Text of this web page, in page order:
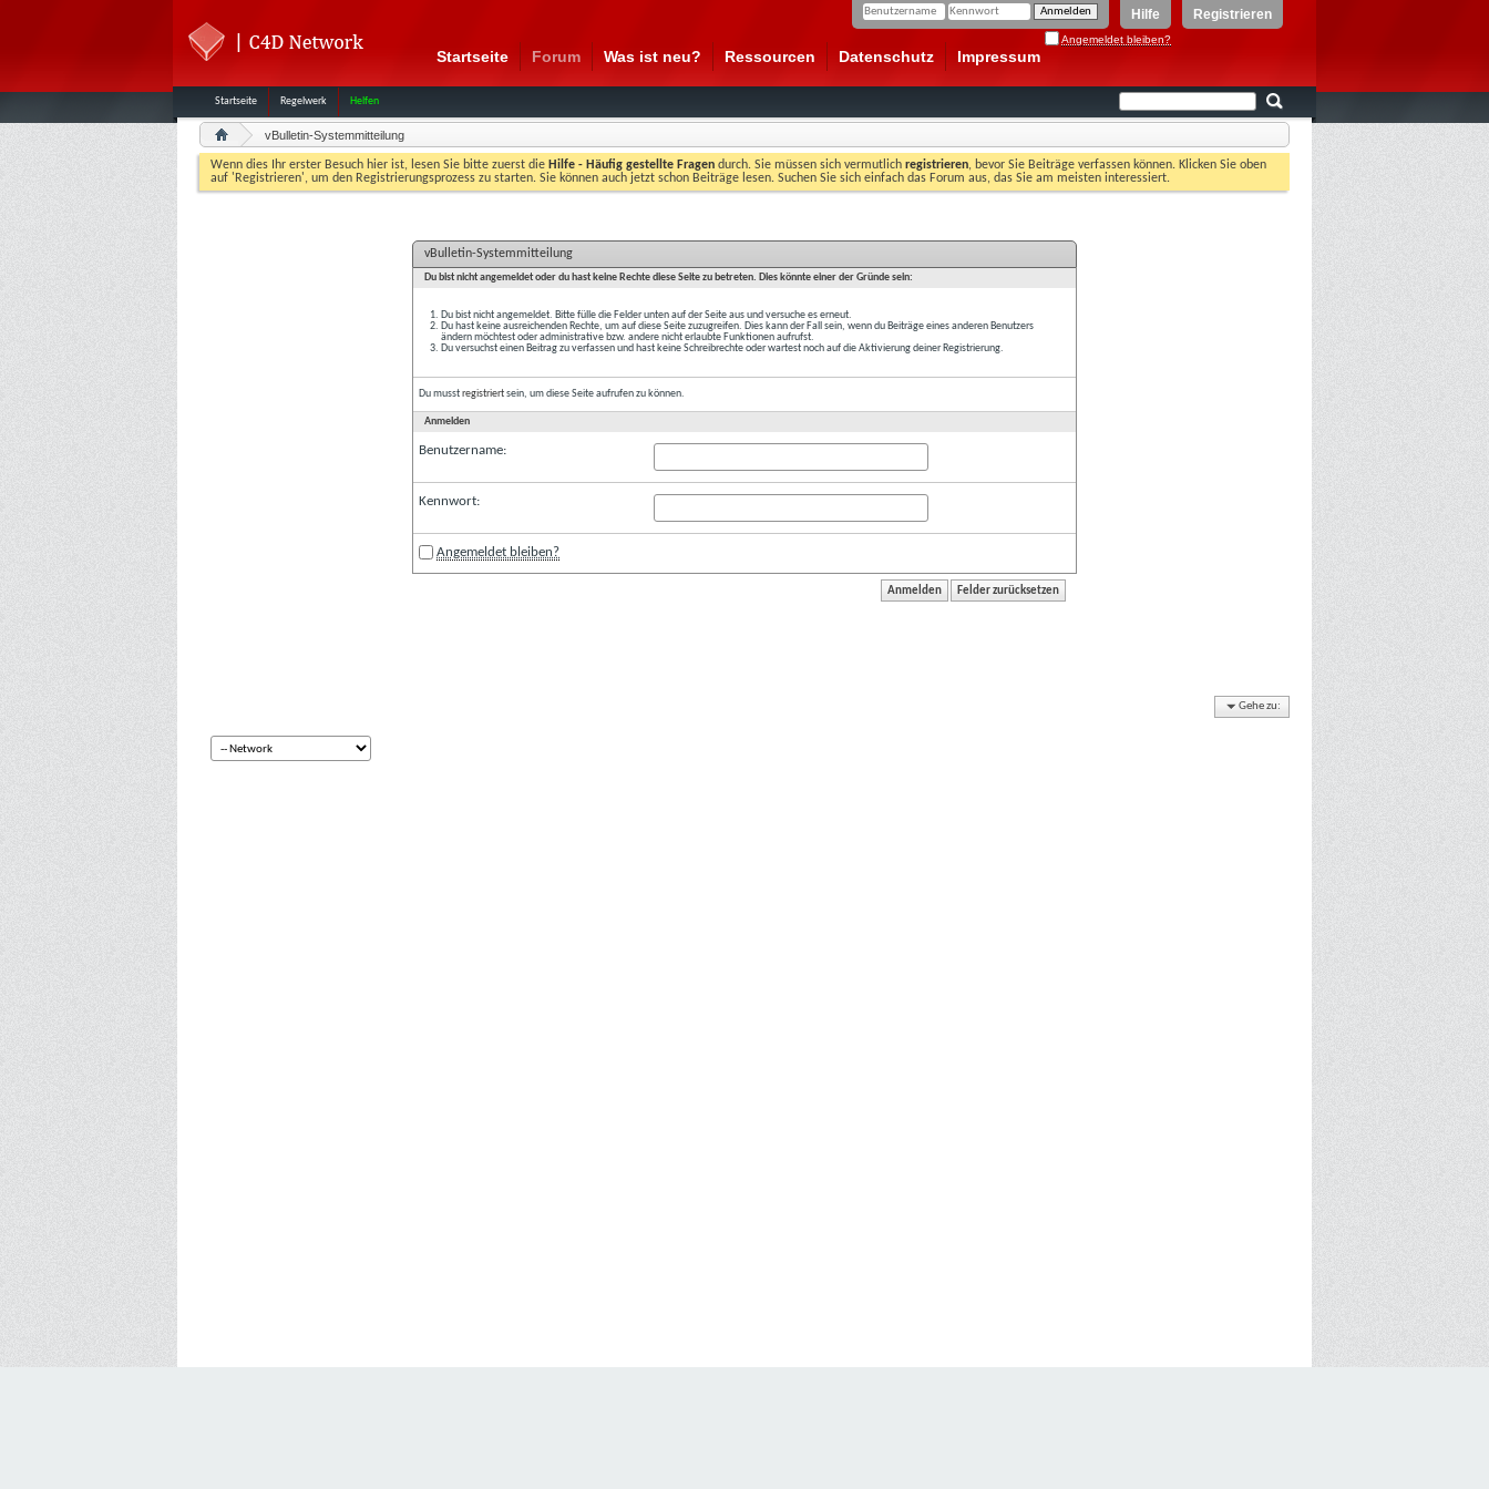
Registrieren
Hilfe
Angemeldet bleiben?
Startseite Forum
Startseite Regelwerk Helfen
Was ist neu? Ressourcen Datenschutz Impressum
vBulletin-Systemmitteilung
Wenn dies Ihr erster Besuch hier ist, lesen Sie bitte zuerst die Hilfe - Häufig gestellte Fragen durch. Sie müssen sich vermutlich registrieren, bevor Sie Beiträge verfassen können. Klicken Sie oben
auf 'Registrieren', um den Registrierungsprozess zu starten. Sie können auch jetzt schon Beiträge lesen. Suchen Sie sich einfach das Forum aus, das Sie am meisten interessiert.
vBulletin-Systemmitteilung
Du bist nicht angemeldet oder du hast keine Rechte diese Seite zu betreten. Dies könnte einer der Gründe sein:
Du bist nicht angemeldet. Bitte fülle die Felder unten auf der Seite aus und versuche es erneut.
Du hast keine ausreichenden Rechte, um auf diese Seite zuzugreifen. Dies kann der Fall sein, wenn du Beiträge eines anderen Benutzers
ändern möchtest oder administrative bzw. andere nicht erlaubte Funktionen aufrufst.
Du versuchst einen Beitrag zu verfassen und hast keine Schreibrechte oder wartest noch auf die Aktivierung deiner Registrierung.
Du musstregistriertsein, um diese Seite aufrufen zu können.
Anmelden
Benutzername:
Kennwort:
Angemeldet bleiben?
Gehe zu: